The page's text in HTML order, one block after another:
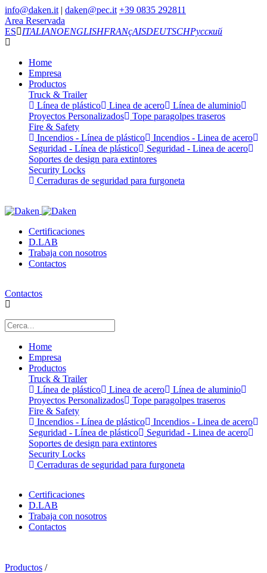
info@daken.it | daken@pec.it +39 0835 292811
Area Reservada
ES
ITALIANOENGLISHFRANçAISDEUTSCHРусский
Home
Empresa
Productos
Truck & Trailer
Línea de plástico
Linea de acero
Línea de aluminio
Proyectos Personalizados
Tope paragolpes traseros
Fire & Safety
Incendios - Línea de plástico
Incendios - Linea de acero
Seguridad - Línea de plástico
Seguridad - Linea de acero
Soportes de design para extintores
Security Locks
Cerraduras de seguridad para furgoneta
Certificaciones
D.LAB
Trabaja con nosotros
Contactos
Contactos
Home
Empresa
Productos
Truck & Trailer
Línea de plástico
Linea de acero
Línea de aluminio
Proyectos Personalizados
Tope paragolpes traseros
Fire & Safety
Incendios - Línea de plástico
Incendios - Linea de acero
Seguridad - Línea de plástico
Seguridad - Linea de acero
Soportes de design para extintores
Security Locks
Cerraduras de seguridad para furgoneta
Certificaciones
D.LAB
Trabaja con nosotros
Contactos
Productos /